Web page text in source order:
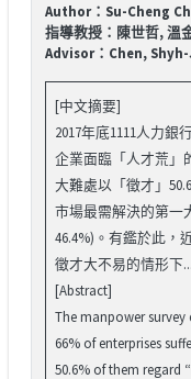
Author：Su-Cheng
指導教授：陳世哲, 溫
Advisor：Chen,
[中文摘要]
2017年底1111人力
企業面臨「人才荒」
大難處以「徵才」
市場最需解決的第一
46.4%)。有鑑於此，
徵才大不易的情形下...
[Abstract]
The manpower
66% of enterprises
50.6% of them regard